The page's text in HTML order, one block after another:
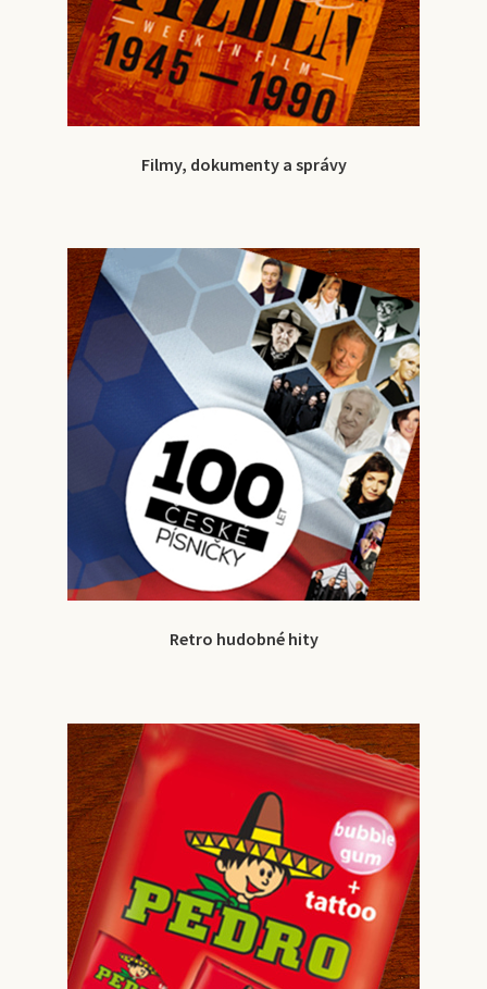
Filmy, dokumenty a správy
Retro hudobné hity